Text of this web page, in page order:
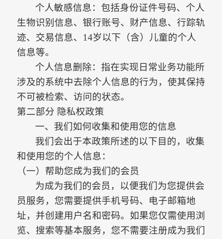
个人敏感信息： 包括身份证件号码、个人
生物识别信息、银行账号、财产信息、行踪轨
迹、交易信息、 14岁以下（含）儿童的个人
信息等。
个人信息删除：指在实现日常业务功能所
涉及的系统中去除个人信息的行为，使其保持
不可被检索、访问的状态。
第二部分 隐私权政策
一、我们如何收集和使用您的信息
我们会出于本政策所述的以下目的，收集
和使用您的个人信息：
（一）帮助您成为我们的会员
为成为我们的会员，以便我们为您提供会
员服务，您需要提供手机号码、电子邮箱地
址，并创建用户名和密码。如果您仅需使用浏
览、搜索等基本服务，您不需要注册成为我们